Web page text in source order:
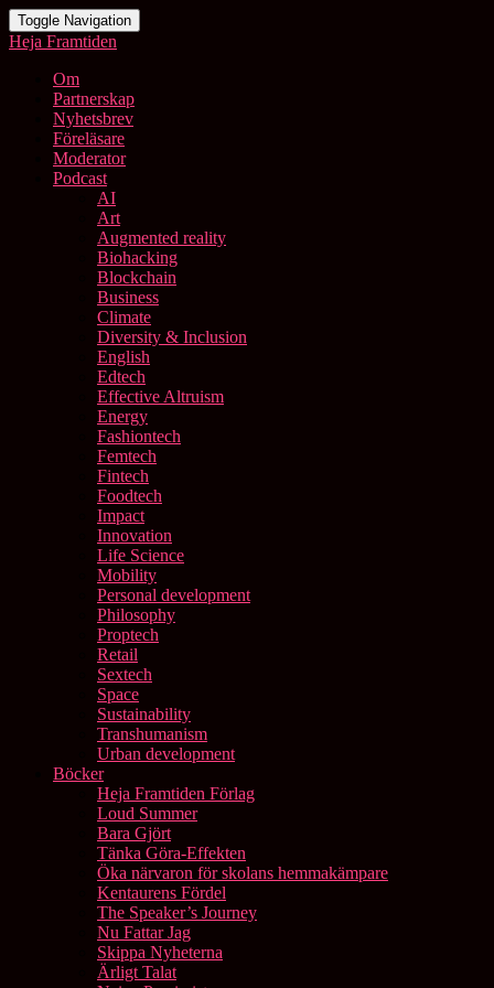
Toggle Navigation
Heja Framtiden
Om
Partnerskap
Nyhetsbrev
Föreläsare
Moderator
Podcast
AI
Art
Augmented reality
Biohacking
Blockchain
Business
Climate
Diversity & Inclusion
English
Edtech
Effective Altruism
Energy
Fashiontech
Femtech
Fintech
Foodtech
Impact
Innovation
Life Science
Mobility
Personal development
Philosophy
Proptech
Retail
Sextech
Space
Sustainability
Transhumanism
Urban development
Böcker
Heja Framtiden Förlag
Loud Summer
Bara Gjört
Tänka Göra-Effekten
Öka närvaron för skolans hemmakämpare
Kentaurens Fördel
The Speaker’s Journey
Nu Fattar Jag
Skippa Nyheterna
Ärligt Talat